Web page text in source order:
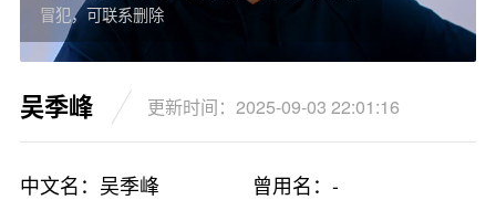
冒犯，可联系删除
吴季峰 更新时间：2025-09-03 22:01:16
中文名：吴季峰
曾用名：-